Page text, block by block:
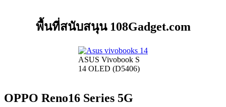
พื้นที่สนับสนุน 108Gadget.com
ASUS Vivobook S
14 OLED (D5406)
OPPO Reno16 Series 5G